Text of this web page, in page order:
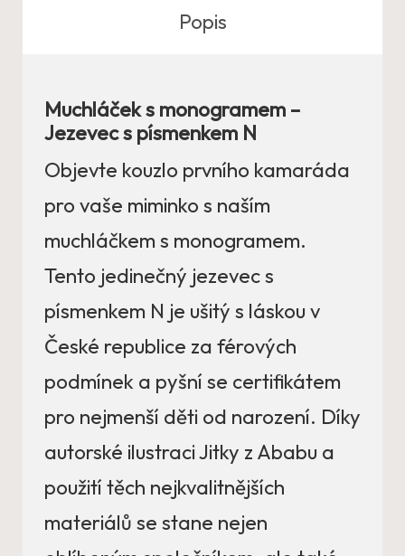
Popis
Muchláček s monogramem –
Jezevec s písmenkem N
Objevte kouzlo prvního kamaráda
pro vaše miminko s naším
muchláčkem s monogramem.
Tento jedinečný jezevec s
písmenkem N je ušitý s láskou v
České republice za férových
podmínek a pyšní se certifikátem
pro nejmenší děti od narození. Díky
autorské ilustraci Jitky z Ababu a
použití těch nejkvalitnějších
materiálů se stane nejen